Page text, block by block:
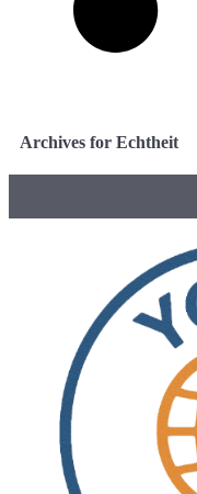
Archives for Echtheit